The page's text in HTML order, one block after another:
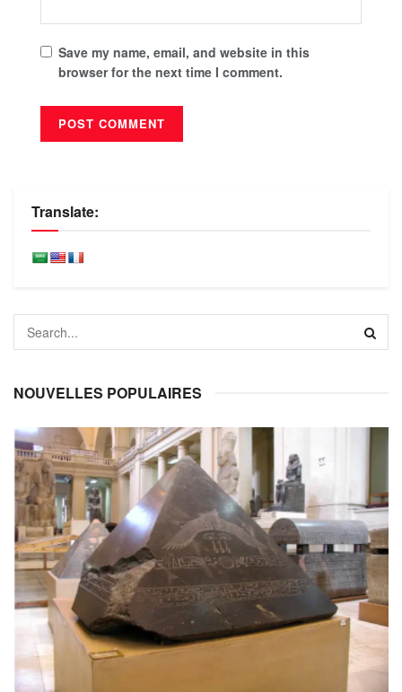
Save my name, email, and website in this
browser for the next time I comment.
Translate:
NOUVELLES POPULAIRES